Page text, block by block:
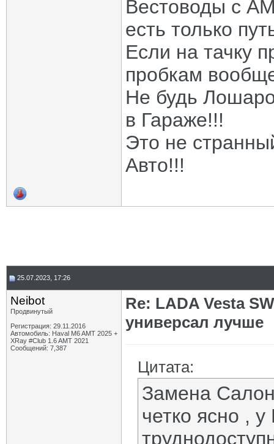
Вестоводы с
есть только
Если на тачку
пробкам
Не будь
в Гараже!!!
Это не
Авто!!!
25.07.2023, 17:26
Neibot
Продвинутый
Регистрация: 29.11.2016
Автомобиль: Haval M6 AMT 2025 +
XRay #Club 1.6 AMT 2021
Сообщений: 7,387
Re: LADA Vesta
универсал лучше
Цитата:
Замена
четко ясно ,